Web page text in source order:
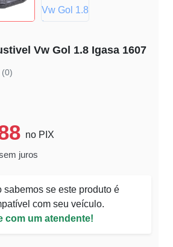
Vw Gol 1.8 Igasa 1607
(0)
no PIX
juros
sabemos se este produto é
com seu veículo.
com um atendente!